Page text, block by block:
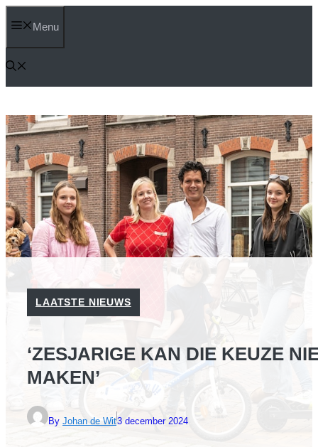
inhoud
Menu
LAATSTE NIEUWS
‘ZESJARIGE KAN DIE KEUZE
MAKEN’
By Johan de Wit3 december 2024